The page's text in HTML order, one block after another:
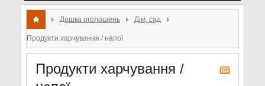
Дошка оголошень Дім, сад
Продукти харчування / напої
Продукти харчування /